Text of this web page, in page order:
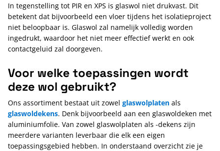
In tegenstelling tot PIR en XPS is glaswol niet drukvast. Dit
betekent dat bijvoorbeeld een vloer tijdens het isolatieproject
niet beloopbaar is. Glaswol zal namelijk volledig worden
ingedrukt, waardoor het niet meer effectief werkt en ook
contactgeluid zal doorgeven.
Voor welke toepassingen wordt
deze wol gebruikt?
Ons assortiment bestaat uit zowel glaswolplaten als
glaswoldekens. Denk bijvoorbeeld aan een glaswoldeken met
aluminiumfolie. Van zowel glaswolplaten als -dekens zijn
meerdere varianten leverbaar die elk een eigen
toepassingsgebied hebben. In onderstaand overzicht zie je